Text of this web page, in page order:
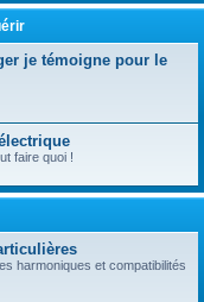
je témoigne pour le
faire quoi !
harmoniques et compatibilités